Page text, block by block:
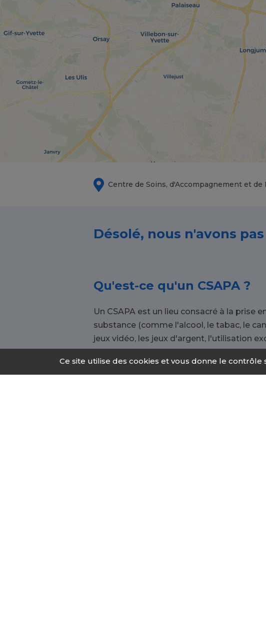
Centre de Soins, d'Accompagnement et
Désolé, nous n'avons
Qu'est-ce qu'un CSAPA ?
Un CSAPA est un lieu consacré à la prise
substance (comme l'alcool, le tabac, le
jeux vidéo, les jeux d'argent, l'utilisation
Pourquoi se tourner vers
Ce site utilise des cookies et vous donne le